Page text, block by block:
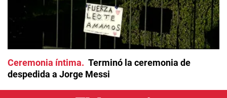
Ceremonia íntima
Terminó la ceremonia de
despedida a Jorge Messi